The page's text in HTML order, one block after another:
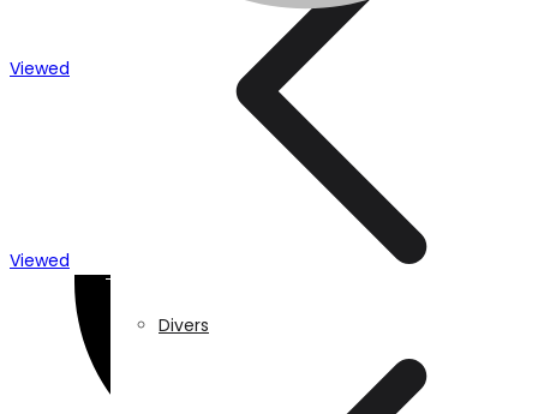
Traitement de l’eau
Caméra de surveillance
Viewed
Divers
Viewed